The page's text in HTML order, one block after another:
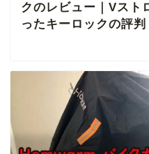
クのレビュー｜Vスト
ったキーロックの評判